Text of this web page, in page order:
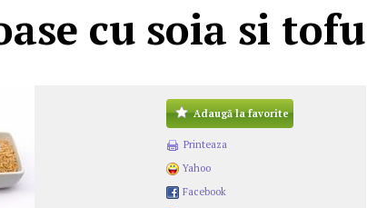
cu soia si tofu
Adaugă la favorite
Printeaza
Yahoo
Facebook